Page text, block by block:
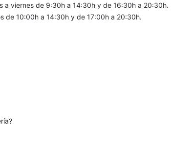
a viernes de 9:30h a 14:30h y de 16:30h a 20:30h.
de 10:00h a 14:30h y de 17:00h a 20:30h.